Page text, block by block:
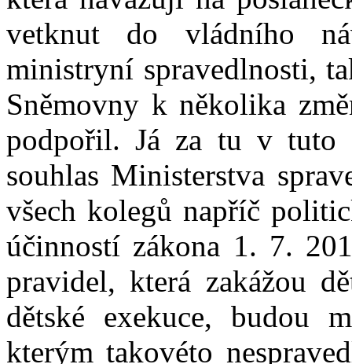
vetknut do vládního
ministryní spravedlnosti,
Sněmovny k několika
podpořil. Já za tu v tuto
souhlas Ministerstva
všech kolegů napříč
účinností zákona 1. 7.
pravidel, která zakážou
dětské exekuce, budou
kterým takovéto